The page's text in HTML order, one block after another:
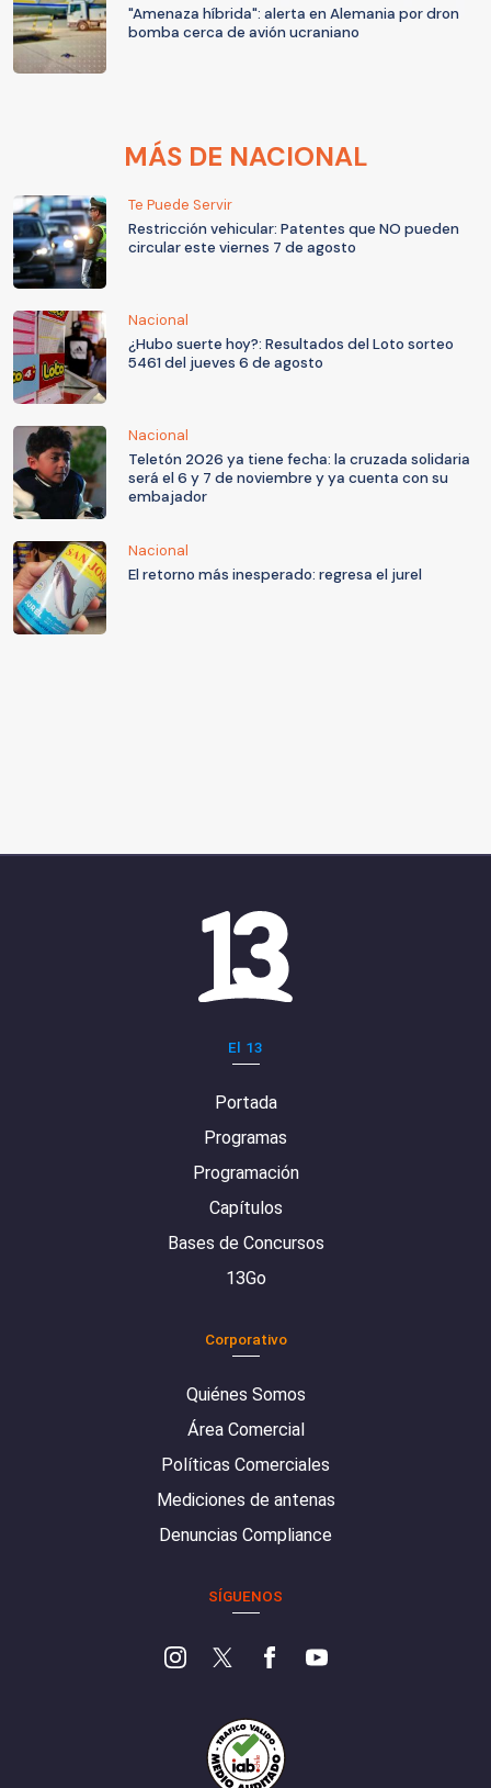
"Amenaza híbrida": alerta en Alemania por dron
bomba cerca de avión ucraniano
MÁS DE NACIONAL
Te Puede Servir
Restricción vehicular: Patentes que NO pueden
circular este viernes 7 de agosto
Nacional
¿Hubo suerte hoy?: Resultados del Loto sorteo
5461 del jueves 6 de agosto
Nacional
Teletón 2026 ya tiene fecha: la cruzada solidaria
será el 6 y 7 de noviembre y ya cuenta con su
embajador
Nacional
El retorno más inesperado: regresa el jurel
El 13
Portada
Programas
Programación
Capítulos
Bases de Concursos
13Go
Corporativo
Quiénes Somos
Área Comercial
Políticas Comerciales
Mediciones de antenas
Denuncias Compliance
SÍGUENOS